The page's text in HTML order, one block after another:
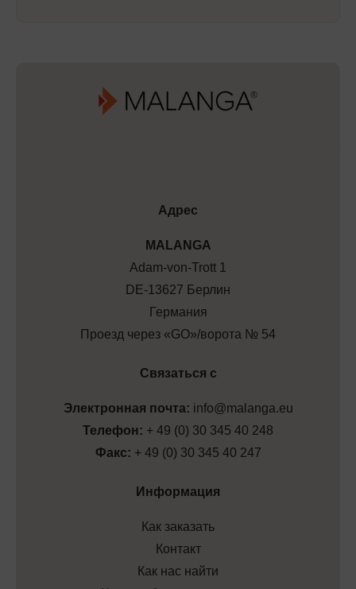
Адрес
МALANGA
Adam-von-Trott 1
DE-13627 Берлин
Германия
Проезд через «GO»/ворота № 54
Связаться с
Электронная почта: info@malanga.eu
Телефон: + 49 (0) 30 345 40 248
Факс: + 49 (0) 30 345 40 247
Информация
Как заказать
Контакт
Как нас найти